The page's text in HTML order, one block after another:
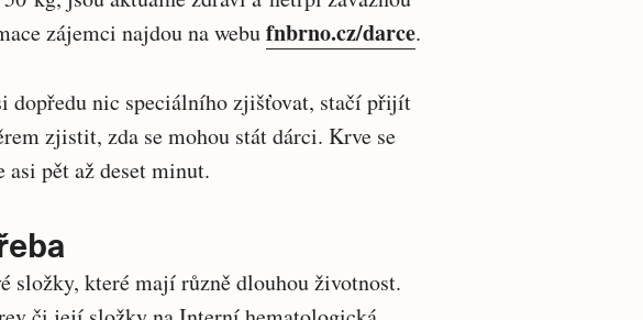
zájemci najdou na webufnbrno.cz/darce.
dopředu nic speciálního zjišťovat, stačí přijít
zjistit, zda se mohou stát dárci. Krve se
pět až deset minut.
které mají různě dlouhou životnost.